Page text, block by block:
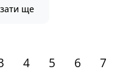
ще
4 5 6
7